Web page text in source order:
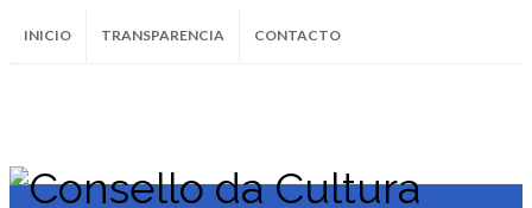
INICIO TRANSPARENCIA CONTACTO
InstagramFacebookTwitter Soundcloud
Youtube